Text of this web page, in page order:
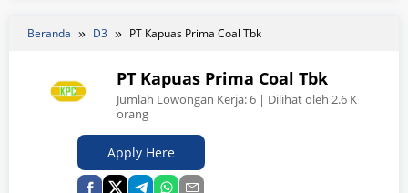
Beranda D3 PT Kapuas Prima Coal Tbk
PT Kapuas Prima Coal Tbk
Jumlah Lowongan Kerja:6 | Dilihat oleh 2.6 K
orang
Apply Here